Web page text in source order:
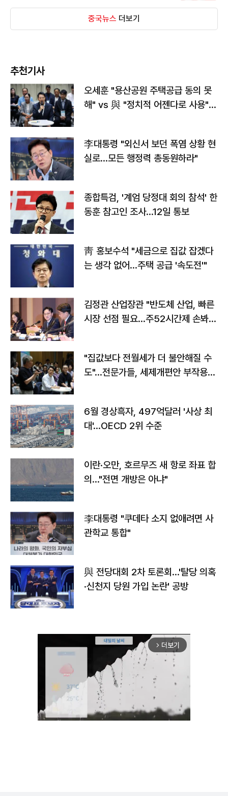
중국뉴스 더보기
추천기사
오세훈 "용산공원 주택공급 동의 못
해" vs 與 "정치적 어젠다로 사용"
李대통령 "외신서 보던 폭염 상황 현
실로…모든 행정력 총동원하라"
종합특검, '계엄 당정대 회의 참석' 한
동훈 참고인 조사...12일 통보
靑 홍보수석 "세금으로 집값 잡겠다
는 생각 없어…주택 공급 '속도전'"
김정관 산업장관 "반도체 산업, 빠른
시장 선점 필요…주52시간제 손봐
"집값보다 전월세가 더 불안해질 수
도"…전문가들, 세제개편안 부작용
6월 경상흑자, 497억달러 '사상 최
대'…OECD 2위 수준
이란·오만, 호르무즈 새 항로 좌표 합
의…"전면 개방은 아냐"
李대통령 "쿠데타 소지 없애려면 사
관학교 통합"
與 전당대회 2차 토론회…'탈당 의혹
·신천지 당원 가입 논란' 공방
arrow_forward_ios 더보기